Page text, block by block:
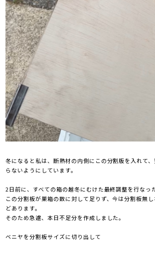
冬になると私は、断熱材の内側にこの分割版を入れて
らないようにしています。
2日前に、すべての箱の越冬にむけた最終調整を行なっ
この分割板が巣箱の数に対して足りず、今は分割板無
どあります。
そのため急遽、本日不足分を作成しました。
ベニヤを分割板サイズに切り出して